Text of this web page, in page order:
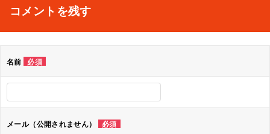
ビ
シ
ョ
コメントを残す
名前 必須
メール（公開されません） 必須